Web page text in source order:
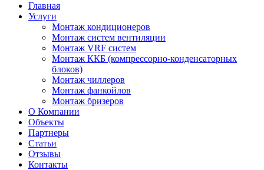
Главная
Услуги
Монтаж кондиционеров
Монтаж cистем вентиляции
Монтаж VRF систем
Монтаж ККБ (компрессорно-конденсаторных
блоков)
Монтаж чиллеров
Монтаж фанкойлов
Монтаж бризеров
О Компании
Объекты
Партнеры
Статьи
Отзывы
Контакты